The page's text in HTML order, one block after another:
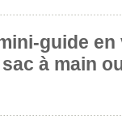
guide
à main